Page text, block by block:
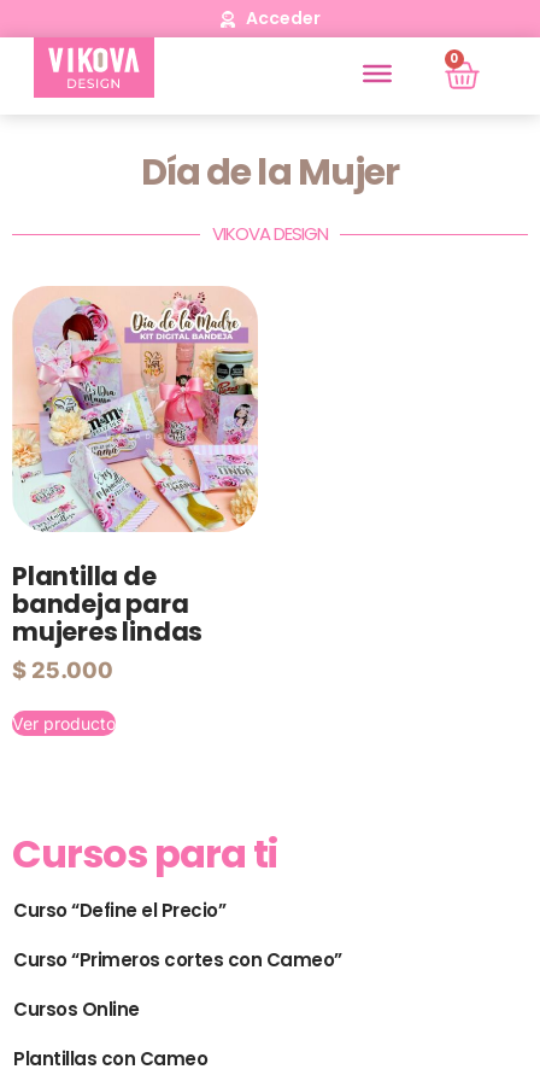
Acceder
0
Día de la Mujer
VIKOVA DESIGN
Plantilla de
bandeja para
mujeres lindas
$ 25.000
Ver producto
Cursos para ti
Curso “Define el Precio”
Curso “Primeros cortes con Cameo”
Cursos Online
Plantillas con Cameo